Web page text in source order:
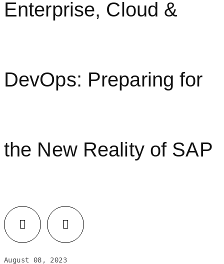
Enterprise, Cloud &
DevOps: Preparing for
the New Reality of SAP
August 08, 2023